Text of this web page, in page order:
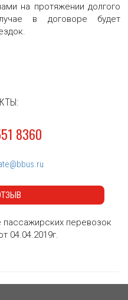
на протяжении долгого
в договоре будет
8360
перевозок
04.04.2019г.